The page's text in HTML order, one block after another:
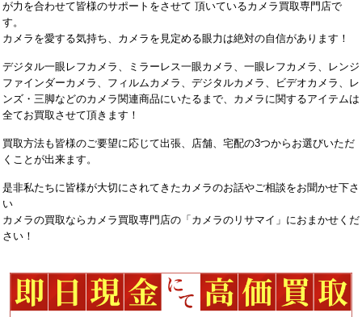
が力を合わせて皆様のサポートをさせて 頂いているカメラ買取専門店で
す。
カメラを愛する気持ち、カメラを見定める眼力は絶対の自信があります！
デジタル一眼レフカメラ、ミラーレス一眼カメラ、一眼レフカメラ、レンジ
ファインダーカメラ、フィルムカメラ、デジタルカメラ、ビデオカメラ、レ
ンズ・三脚などのカメラ関連商品にいたるまで、カメラに関するアイテムは
全てお買取させて頂きます！
買取方法も皆様のご要望に応じて出張、店舗、宅配の3つからお選びいただ
くことが出来ます。
是非私たちに皆様が大切にされてきたカメラのお話やご相談をお聞かせ下さ
い
カメラの買取ならカメラ買取専門店の「カメラのリサマイ」におまかせくだ
さい！